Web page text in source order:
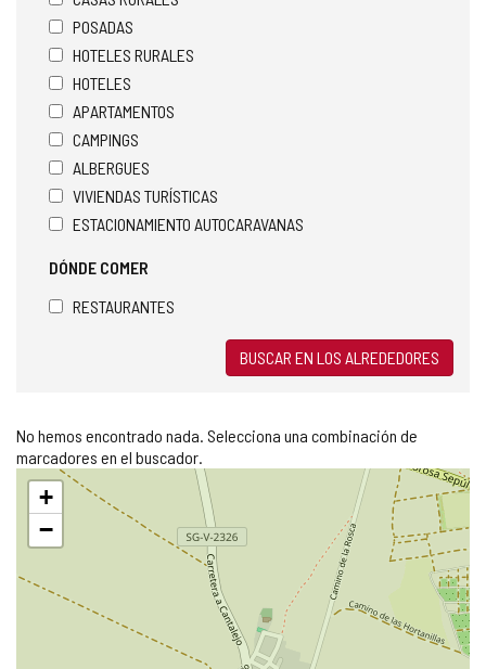
POSADAS
HOTELES RURALES
HOTELES
APARTAMENTOS
CAMPINGS
ALBERGUES
VIVIENDAS TURÍSTICAS
ESTACIONAMIENTO AUTOCARAVANAS
DÓNDE COMER
RESTAURANTES
BUSCAR EN LOS ALREDEDORES
No hemos encontrado nada. Selecciona una combinación de
marcadores en el buscador.
Saltar
mapa
+
−